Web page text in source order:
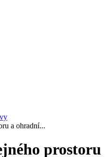
a ohradní...
prostoru